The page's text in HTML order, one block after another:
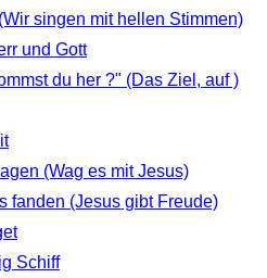
singen mit hellen Stimmen)
und Gott
du her ?" (Das Ziel, auf )
(Wag es mit Jesus)
fanden (Jesus gibt Freude)
Schiff